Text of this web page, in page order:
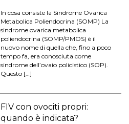
In cosa consiste la Sindrome Ovarica
Metabolica Poliendocrina (SOMP) La
sindrome ovarica metabolica
poliendocrina (SOMP/PMOS) è il
nuovo nome di quella che, fino a poco
tempo fa, era conosciuta come
sindrome dell’ovaio policistico (SOP).
Questo […]
FIV con ovociti propri:
quando è indicata?